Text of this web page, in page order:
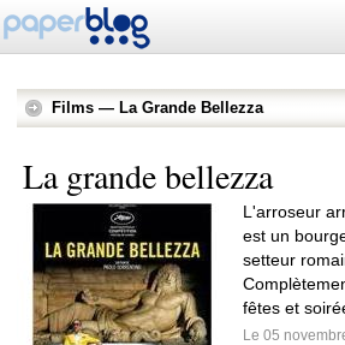
Films — La Grande Bellezza
La grande bellezza
L'arroseur
est un
setteur
fêtes et
Le 05